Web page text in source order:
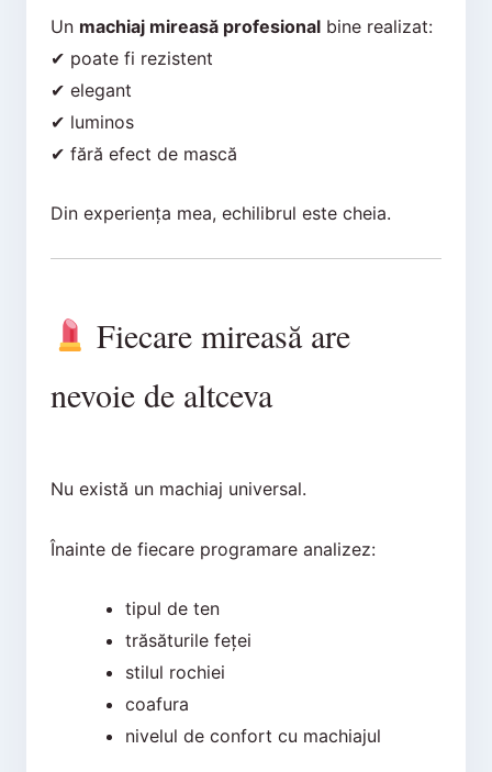
Un machiaj mireasă profesionalbine realizat:
✔ poate fi rezistent
✔ elegant
✔ luminos
✔ fără efect de mască
Din experiența mea, echilibrul este cheia.
Fiecare mireasă are
nevoie de altceva
Nu există un machiaj universal.
Înainte de fiecare programare analizez:
tipul de ten
trăsăturile feței
stilul rochiei
coafura
nivelul de confort cu machiajul